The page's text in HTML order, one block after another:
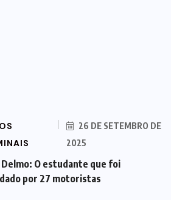
26 DE SETEMBRO DE
2025
Delmo: O estudante que foi
por 27 motoristas